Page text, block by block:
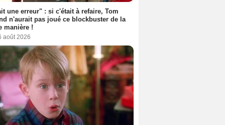
une erreur" : si c'était à refaire, Tom
n'aurait pas joué ce blockbuster de la
manière !
août 2026